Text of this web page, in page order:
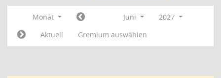
Monat Juni
2027
Aktuell
Gremium auswählen